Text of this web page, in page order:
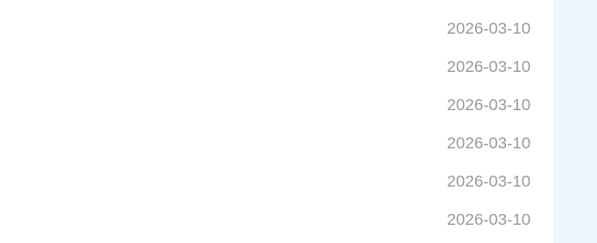
2026-03-10
2026-03-10
2026-03-10
2026-03-10
2026-03-10
2026-03-10